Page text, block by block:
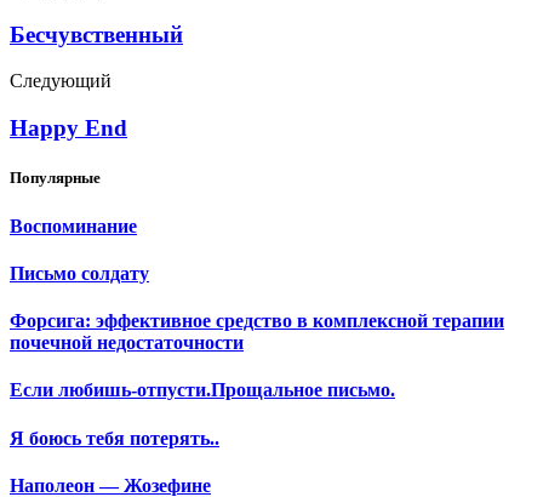
Бесчувственный
Следующий
Happy End
Популярные
Воспоминание
Письмо солдату
Форсига: эффективное средство в комплексной терапии
почечной недостаточности
Если любишь-отпусти.Прощальное письмо.
Я боюсь тебя потерять..
Наполеон — Жозефине